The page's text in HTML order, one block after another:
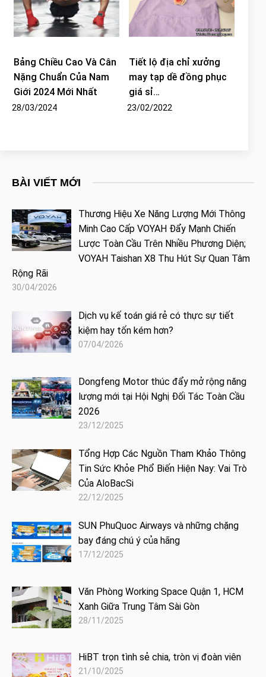
Bảng Chiều Cao Và Cân
Nặng Chuẩn Của Nam
Giới 2024 Mới Nhất
28/03/2024
Tiết lộ địa chỉ xưởng
may tạp dề đồng phục
giá sỉ…
23/02/2022
BÀI VIẾT MỚI
Thương Hiệu Xe Năng Lượng Mới Thông
Minh Cao Cấp VOYAH Đẩy Mạnh Chiến
Lược Toàn Cầu Trên Nhiều Phương Diện;
VOYAH Taishan X8 Thu Hút Sự Quan Tâm
Rộng Rãi
30/04/2026
Dịch vụ kế toán giá rẻ có thực sự tiết
kiệm hay tốn kém hơn?
07/04/2026
Dongfeng Motor thúc đẩy mở rộng năng
lượng mới tại Hội Nghị Đối Tác Toàn Cầu
2026
23/12/2025
Tổng Hợp Các Nguồn Tham Khảo Thông
Tin Sức Khỏe Phổ Biến Hiện Nay: Vai Trò
Của AloBacSi
22/12/2025
SUN PhuQuoc Airways và những chặng
bay đáng chú ý của hãng
17/12/2025
Văn Phòng Working Space Quận 1, HCM
Xanh Giữa Trung Tâm Sài Gòn
28/11/2025
HiBT trọn tình sẻ chia, tròn vị đoàn viên
21/10/2025